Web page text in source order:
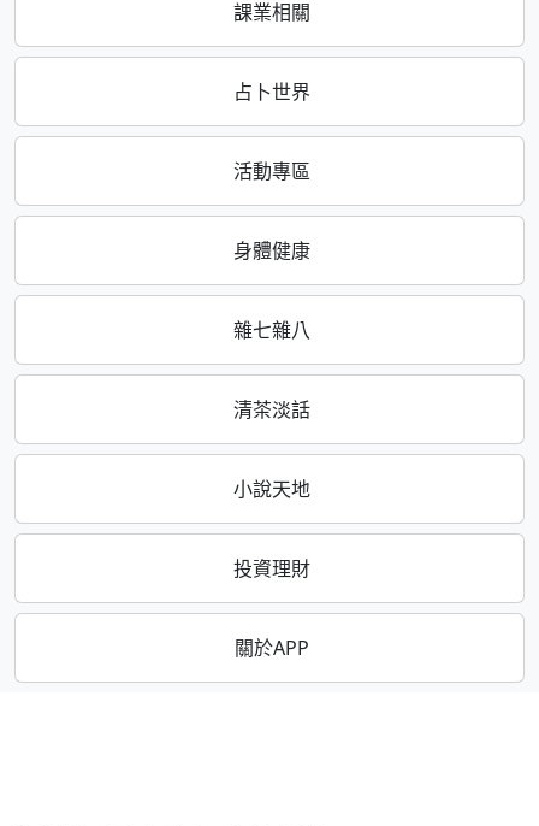
課業相關
占卜世界
活動專區
身體健康
雜七雜八
清茶淡話
小說天地
投資理財
關於APP